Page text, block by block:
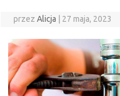
przez Alicja 27 maja, 2023